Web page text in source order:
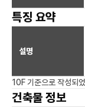
특징 요약
설명
10F 기준으로 작성되
건축물 정보